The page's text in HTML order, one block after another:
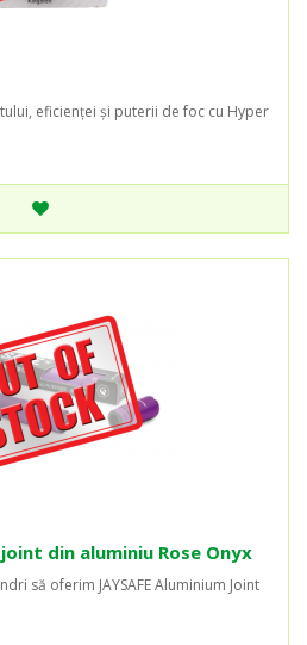
eficienței și puterii de foc cu Hyper
din aluminiu Rose Onyx
să oferim JAYSAFE Aluminium Joint